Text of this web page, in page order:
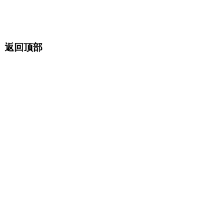
返回顶部